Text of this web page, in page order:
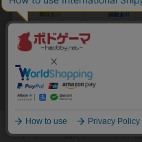
58
興味あり
336
経験あり
32